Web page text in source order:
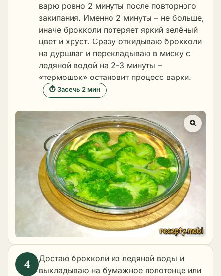
варю ровно 2 минуты после повторного
закипания. Именно 2 минуты – не больше,
иначе брокколи потеряет яркий зелёный
цвет и хруст. Сразу откидываю брокколи
на дуршлаг и перекладываю в миску с
ледяной водой на 2-3 минуты –
«термошок» остановит процесс варки.
⏱ Засечь 2 мин
Достаю брокколи из ледяной воды и
выкладываю на бумажное полотенце или